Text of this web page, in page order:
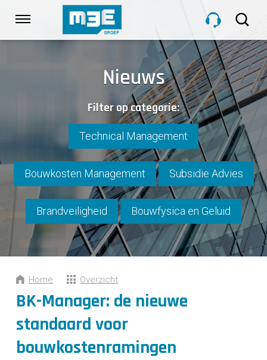
links
PROJECTEN
OVER M3E
NIEUWS
CONTACT
Nieuws
Filter op categorie:
Technical Management
Bouwkosten Management Subsidie Advies
Brandveiligheid Bouwfysica en Geluid
Home Overzicht
BK-Manager: de nieuwe
standaard voor
bouwkostenramingen